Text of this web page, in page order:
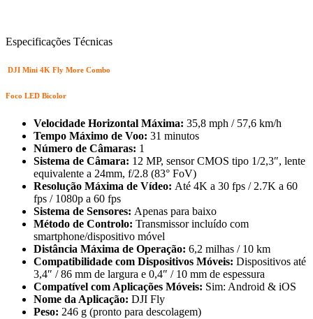
Especificações Técnicas
DJI Mini 4K Fly More Combo
Foco LED Bicolor
Velocidade Horizontal Máxima: 35,8 mph / 57,6 km/h
Tempo Máximo de Voo: 31 minutos
Número de Câmaras: 1
Sistema de Câmara: 12 MP, sensor CMOS tipo 1/2,3″, lente
equivalente a 24mm, f/2.8 (83° FoV)
Resolução Máxima de Vídeo: Até 4K a 30 fps / 2.7K a 60
fps / 1080p a 60 fps
Sistema de Sensores: Apenas para baixo
Método de Controlo: Transmissor incluído com
smartphone/dispositivo móvel
Distância Máxima de Operação: 6,2 milhas / 10 km
Compatibilidade com Dispositivos Móveis: Dispositivos até
3,4″ / 86 mm de largura e 0,4″ / 10 mm de espessura
Compatível com Aplicações Móveis: Sim: Android & iOS
Nome da Aplicação: DJI Fly
Peso: 246 g (pronto para descolagem)